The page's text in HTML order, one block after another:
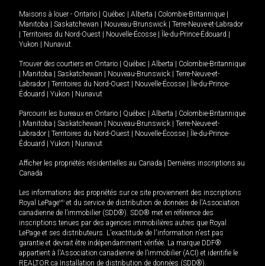
Maisons à louer - Ontario Québec Alberta Colombie-Britannique
Manitoba
Saskatchewan Nouveau-Brunswick
Terre-Neuve-et-Labrador
Territoires du Nord-Ouest Nouvelle-Écosse Île-du-Prince-Édouard
Yukon
Nunavut.
Trouver des courtiers en Ontario Québec Alberta
Colombie-Britannique
Manitoba Saskatchewan Nouveau-Brunswick
Terre-Neuve-et-
Labrador
Territoires du Nord-Ouest Nouvelle-Écosse
Île-du-Prince-
Édouard
Yukon Nunavut
Parcourir les bureaux en Ontario Québec Alberta
Colombie-Britannique
Manitoba Saskatchewan Nouveau-Brunswick
Terre-Neuve-et-
Labrador
Territoires du Nord-Ouest Nouvelle-Écosse
Île-du-Prince-
Édouard
Yukon Nunavut
Afficher les propriétés résidentielles au Canada
Dernières inscriptions au
Canada
Les informations des propriétés sur ce site proviennent des inscriptions
Royal LePageMD et du service de distribution de données de l'Association
canadienne de l’immobilier (SDD®). SDD® met en référence des
inscriptions tenues par des agences immobilières autres que Royal
LePage et ses distributeurs. L'exactitude de l'information n'est pas
garantie et devrait être indépendamment vérifiée. La marque DDF®
appartient à l'Association canadienne de l’immobilier (ACI) et identifie le
REALTOR.ca Installation de distribution de données (SDD®).